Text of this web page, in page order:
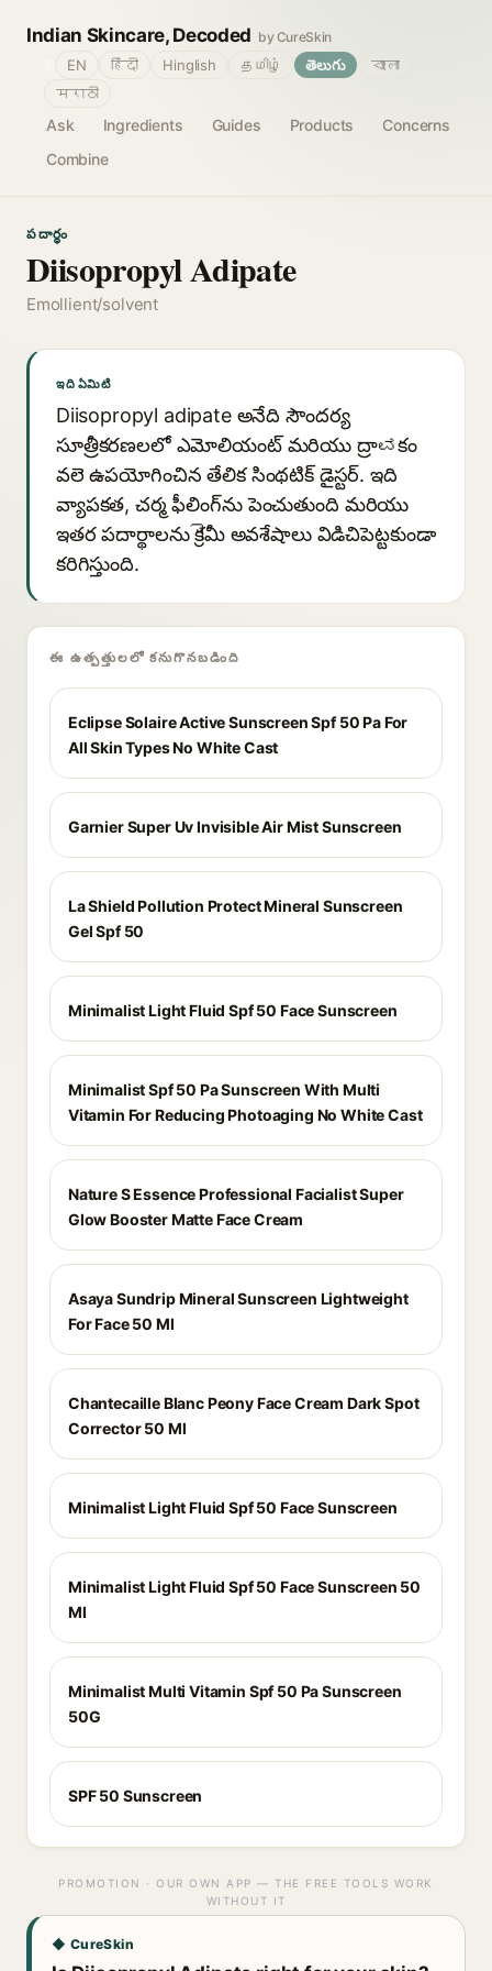
Indian Skincare, Decoded by CureSkin
Ask Ingredients Guides Products
Concerns
Combine
EN हिंदी Hinglish தமிழ் తెలుగు
বাংলা
मराठी
పదార్థం
Diisopropyl Adipate
Emollient/solvent
ఇది ఏమిటి
Diisopropyl adipate అనేది సౌందర్య
సూత్రీకరణలలో ఎమోలియంట్ మరియు ద్రాವకం
వలె ఉపయోగించిన తేలిక సింథటిక్ డైస్టర్. ఇది
వ్యాపకత, చర్మ ఫీలింగ్‌ను పెంచుతుంది మరియు
ఇతర పదార్థాలను క్రीమీ అవశేషాలు విడిచిపెట్టకుండా
కరిగిస్తుంది.
ఈ ఉత్పత్తులలో కనుగొనబడింది
Eclipse Solaire Active Sunscreen Spf 50 Pa For
All Skin Types No White Cast
Garnier Super Uv Invisible Air Mist Sunscreen
La Shield Pollution Protect Mineral Sunscreen
Gel Spf 50
Minimalist Light Fluid Spf 50 Face Sunscreen
Minimalist Spf 50 Pa Sunscreen With Multi
Vitamin For Reducing Photoaging No White Cast
Nature S Essence Professional Facialist Super
Glow Booster Matte Face Cream
Asaya Sundrip Mineral Sunscreen Lightweight
For Face 50 Ml
Chantecaille Blanc Peony Face Cream Dark Spot
Corrector 50 Ml
Minimalist Light Fluid Spf 50 Face Sunscreen
Minimalist Light Fluid Spf 50 Face Sunscreen 50
Ml
Minimalist Multi Vitamin Spf 50 Pa Sunscreen
50G
SPF 50 Sunscreen
PROMOTION · OUR OWN APP — THE FREE TOOLS WORK
WITHOUT IT
◆ CureSkin